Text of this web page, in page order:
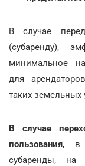
В случае
(субаренду),
минимальное
для
таких земельных
В случае
пользования, в
субаренды, на